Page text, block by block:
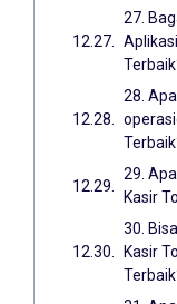
27.
28.
29.
Kasir
30.
Kasir